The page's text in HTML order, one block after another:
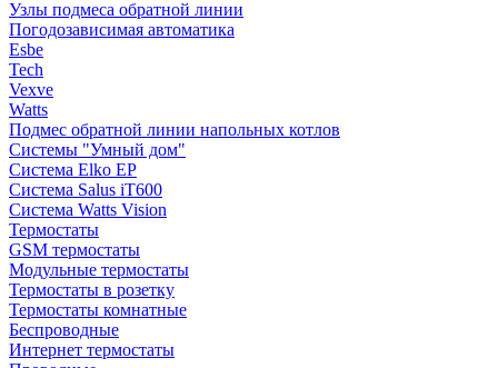
Узлы подмеса обратной линии
Погодозависимая автоматика
Esbe
Tech
Vexve
Watts
Подмес обратной линии напольных котлов
Системы "Умный дом"
Система Elko EP
Система Salus iT600
Система Watts Vision
Термостаты
GSM термостаты
Модульные термостаты
Термостаты в розетку
Термостаты комнатные
Беспроводные
Интернет термостаты